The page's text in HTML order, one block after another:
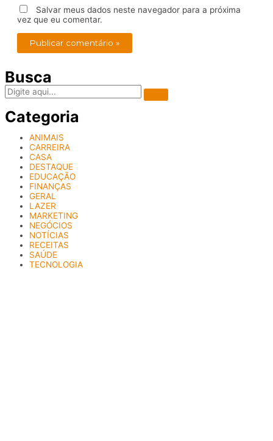
Salvar meus dados neste navegador para a próxima
vez que eu comentar.
Busca
Categoria
ANIMAIS
CARREIRA
CASA
DESTAQUE
EDUCAÇÃO
FINANÇAS
GERAL
LAZER
MARKETING
NEGÓCIOS
NOTÍCIAS
RECEITAS
SAÚDE
TECNOLOGIA